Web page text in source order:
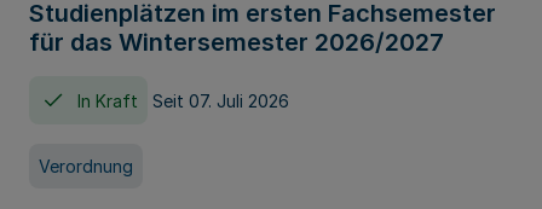
Studienplätzen im ersten Fachsemester
für das Wintersemester 2026/2027
In Kraft Seit 07. Juli 2026
Verordnung